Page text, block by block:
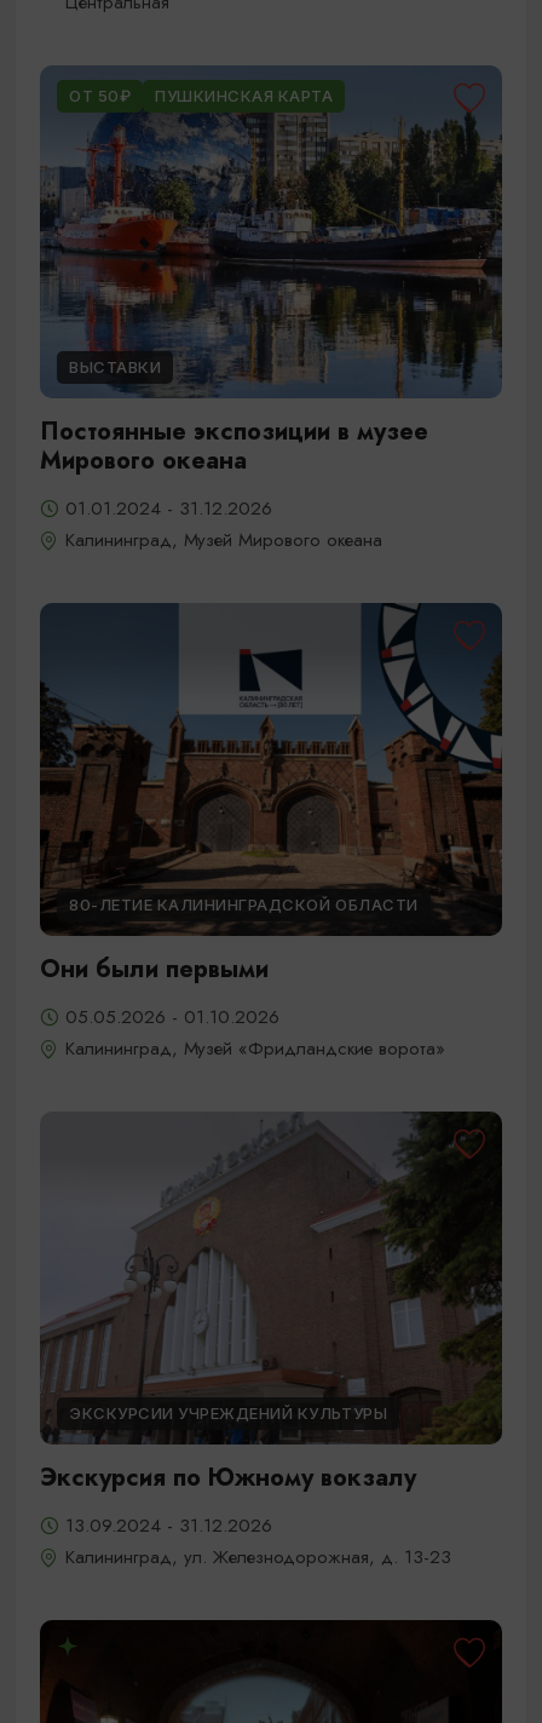
ОТ 50₽ ПУШКИНСКАЯ КАРТА
ВЫСТАВКИ
Постоянные экспозиции в музее
Мирового океана
01.01.2024 - 31.12.2026
Калининград, Музей Мирового океана
80-ЛЕТИЕ КАЛИНИНГРАДСКОЙ ОБЛАСТИ
Они были первыми
05.05.2026 - 01.10.2026
Калининград, Музей «Фридландские ворота»
ЭКСКУРСИИ УЧРЕЖДЕНИЙ КУЛЬТУРЫ
Экскурсия по Южному вокзалу
13.09.2024 - 31.12.2026
Калининград, ул. Железнодорожная, д. 13-23